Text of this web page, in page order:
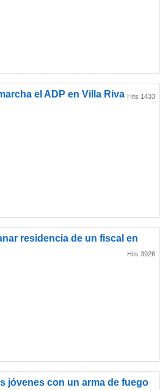
el ADP en Villa Riva Hits 1433
residencia de un fiscal en
Hits 3926
jóvenes con un arma de fuego